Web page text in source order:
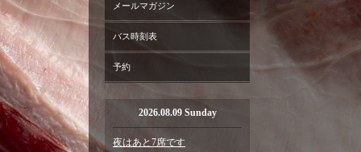
メールマガジン
バス時刻表
予約
2026.08.09 Sunday
夜はあと7席です